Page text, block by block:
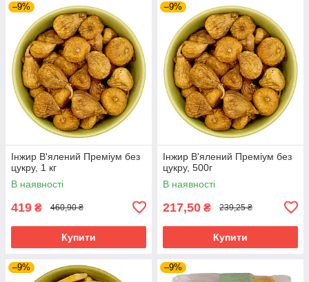
–9%
Інжир В'ялений Преміум без
цукру, 1 кг
В наявності
419 ₴ 460,90 ₴
Купити
–9%
Інжир В'ялений Преміум без
цукру, 500г
В наявності
217,50 ₴ 239,25 ₴
Купити
–9% –9%